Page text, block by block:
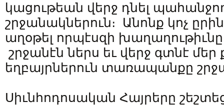
կացութեան վերջ դնել
շրջանակներուն։ Անոնք կոչ
աղօթել որպէսզի
շրջանէն ներս եւ վերջ գտնէ
եղբայրներուն տառապանքը
Սիւնհոդոսական Հայրերը